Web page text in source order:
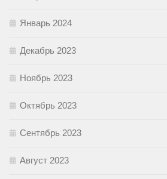
Январь 2024
Декабрь 2023
Ноябрь 2023
Октябрь 2023
Сентябрь 2023
Август 2023